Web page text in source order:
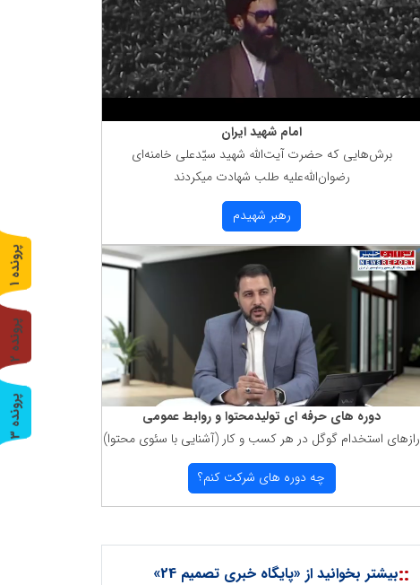
امام شهید ایران
برش‌هایی كه حضرت آیت‌الله شهید سیّدعلی خامنه‌ای
رضوان‌الله‌علیه طلب شهادت میكردند
رهبر شهیدم
دوره های حرفه ای تولیدمحتوا و روابط عمومی
رازهای استخدام گوگل در هر كسب و كار (آشنایی با سئوی محتوا)
چه دوره های شركت كنم؟
::بیشتر بخوانید از «پایگاه خبری تصمیم 24»
پ
ر
و
ن
د
ه
1
پ
ر
و
ن
د
ه
2
پ
ر
و
ن
د
ه
3